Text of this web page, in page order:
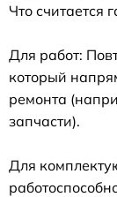
Что считается
Для работ:
который
ремонта
запчасти).
Для